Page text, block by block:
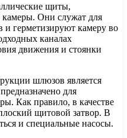
щиты,
Они служат для
и герметизируют камеру во
каналах
движения и стоянки
шлюзов является
для
Как правило, в качестве
щитовой затвор. В
и специальные насосы.